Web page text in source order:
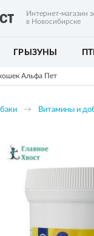
Интернет-магазин
в Новосибирске
ГРЫЗУНЫ
Альфа Пет
Витамины и